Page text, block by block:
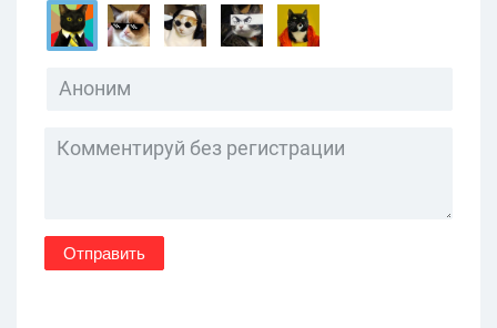
Отправить